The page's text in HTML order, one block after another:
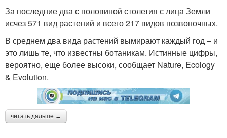
За последние два с половиной столетия с лица Земли
исчез 571 вид растений и всего 217 видов позвоночных.
В среднем два вида растений вымирают каждый год – и
это лишь те, что известны ботаникам. Истинные цифры,
вероятно, еще более высоки, сообщает Nature, Ecology
& Evolution.
читать дальше →